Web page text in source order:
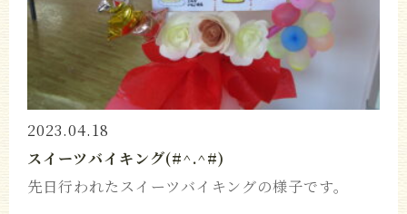
2023.04.18
スイーツバイキング(#^.^#)
先日行われたスイーツバイキングの様子です。